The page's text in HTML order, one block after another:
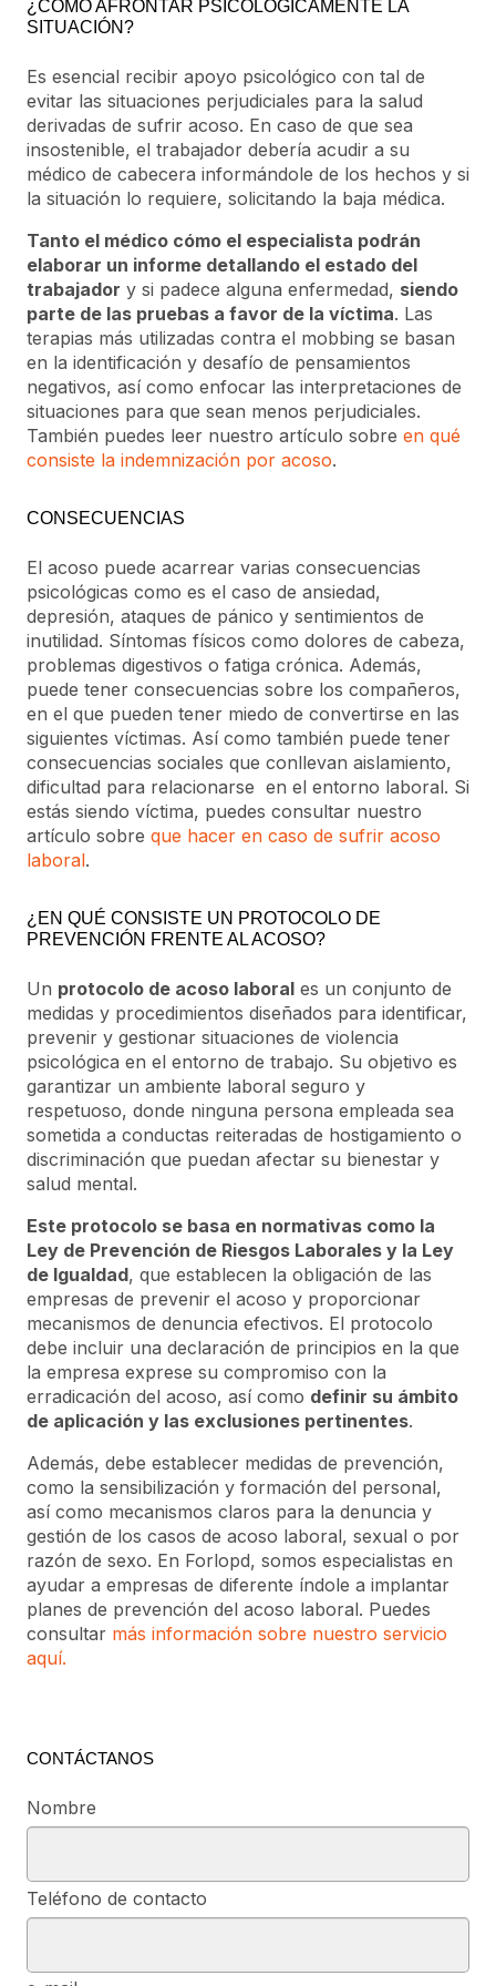
¿CÓMO AFRONTAR PSICOLÓGICAMENTE LA
SITUACIÓN?
Es esencial recibir apoyo psicológico con tal de
evitar las situaciones perjudiciales para la salud
derivadas de sufrir acoso. En caso de que sea
insostenible, el trabajador debería acudir a su
médico de cabecera informándole de los hechos y si
la situación lo requiere, solicitando la baja médica.
Tanto el médico cómo el especialista podrán
elaborar un informe detallando el estado del
trabajador y si padece alguna enfermedad, siendo
parte de las pruebas a favor de la víctima. Las
terapias más utilizadas contra el mobbing se basan
en la identificación y desafío de pensamientos
negativos, así como enfocar las interpretaciones de
situaciones para que sean menos perjudiciales.
También puedes leer nuestro artículo sobre en qué
consiste la indemnización por acoso.
CONSECUENCIAS
El acoso puede acarrear varias consecuencias
psicológicas como es el caso de ansiedad,
depresión, ataques de pánico y sentimientos de
inutilidad. Síntomas físicos como dolores de cabeza,
problemas digestivos o fatiga crónica. Además,
puede tener consecuencias sobre los compañeros,
en el que pueden tener miedo de convertirse en las
siguientes víctimas. Así como también puede tener
consecuencias sociales que conllevan aislamiento,
dificultad para relacionarse en el entorno laboral. Si
estás siendo víctima, puedes consultar nuestro
artículo sobre que hacer en caso de sufrir acoso
laboral.
¿EN QUÉ CONSISTE UN PROTOCOLO DE
PREVENCIÓN FRENTE AL ACOSO?
Un protocolo de acoso laboral es un conjunto de
medidas y procedimientos diseñados para identificar,
prevenir y gestionar situaciones de violencia
psicológica en el entorno de trabajo. Su objetivo es
garantizar un ambiente laboral seguro y
respetuoso, donde ninguna persona empleada sea
sometida a conductas reiteradas de hostigamiento o
discriminación que puedan afectar su bienestar y
salud mental.
Este protocolo se basa en normativas como la
Ley de Prevención de Riesgos Laborales y la Ley
de Igualdad, que establecen la obligación de las
empresas de prevenir el acoso y proporcionar
mecanismos de denuncia efectivos. El protocolo
debe incluir una declaración de principios en la que
la empresa exprese su compromiso con la
erradicación del acoso, así como definir su ámbito
de aplicación y las exclusiones pertinentes.
Además, debe establecer medidas de prevención,
como la sensibilización y formación del personal,
así como mecanismos claros para la denuncia y
gestión de los casos de acoso laboral, sexual o por
razón de sexo. En Forlopd, somos especialistas en
ayudar a empresas de diferente índole a implantar
planes de prevención del acoso laboral. Puedes
consultar más información sobre nuestro servicio
aquí.
CONTÁCTANOS
Nombre
Teléfono de contacto